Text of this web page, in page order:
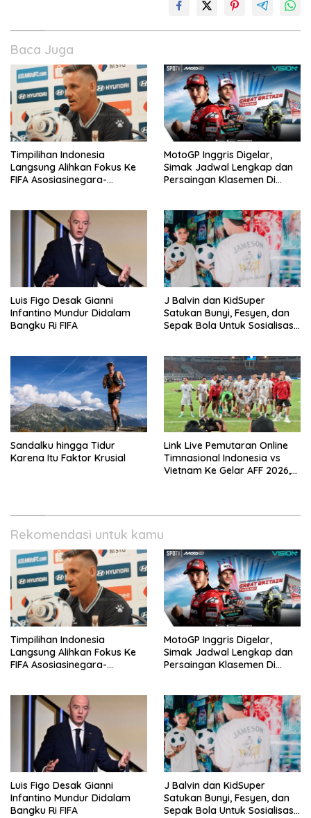
Baca Juga
Timpilihan Indonesia
Langsung Alihkan Fokus Ke
FIFA Asosiasinegara-
MotoGP Inggris Digelar,
Simak Jadwal Lengkap dan
Persaingan Klasemen Di
Luis Figo Desak Gianni
Infantino Mundur Didalam
Bangku Ri FIFA
J Balvin dan KidSuper
Satukan Bunyi, Fesyen, dan
Sepak Bola Untuk Sosialisasi
Sandalku hingga Tidur
Karena Itu Faktor Krusial
Link Live Pemutaran Online
Timnasional Indonesia vs
Vietnam Ke Gelar AFF 2026,
Rekomendasi untuk kamu
Timpilihan Indonesia
Langsung Alihkan Fokus Ke
FIFA Asosiasinegara-
MotoGP Inggris Digelar,
Simak Jadwal Lengkap dan
Persaingan Klasemen Di
Luis Figo Desak Gianni
Infantino Mundur Didalam
Bangku Ri FIFA
J Balvin dan KidSuper
Satukan Bunyi, Fesyen, dan
Sepak Bola Untuk Sosialisasi